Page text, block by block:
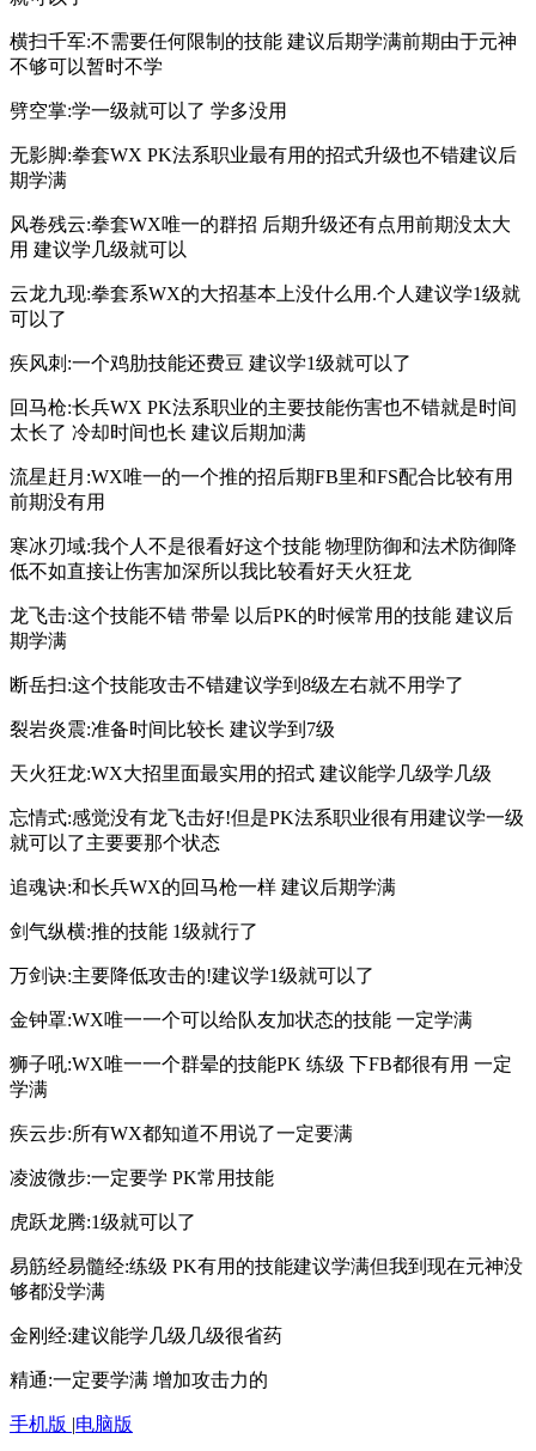
横扫千军:不需要任何限制的技能 建议后期学满前期由于元神
不够可以暂时不学
劈空掌:学一级就可以了 学多没用
无影脚:拳套WX PK法系职业最有用的招式升级也不错建议后
期学满
风卷残云:拳套WX唯一的群招 后期升级还有点用前期没太大
用 建议学几级就可以
云龙九现:拳套系WX的大招基本上没什么用.个人建议学1级就
可以了
疾风刺:一个鸡肋技能还费豆 建议学1级就可以了
回马枪:长兵WX PK法系职业的主要技能伤害也不错就是时间
太长了 冷却时间也长 建议后期加满
流星赶月:WX唯一的一个推的招后期FB里和FS配合比较有用
前期没有用
寒冰刃域:我个人不是很看好这个技能 物理防御和法术防御降
低不如直接让伤害加深所以我比较看好天火狂龙
龙飞击:这个技能不错 带晕 以后PK的时候常用的技能 建议后
期学满
断岳扫:这个技能攻击不错建议学到8级左右就不用学了
裂岩炎震:准备时间比较长 建议学到7级
天火狂龙:WX大招里面最实用的招式 建议能学几级学几级
忘情式:感觉没有龙飞击好!但是PK法系职业很有用建议学一级
就可以了主要要那个状态
追魂诀:和长兵WX的回马枪一样 建议后期学满
剑气纵横:推的技能 1级就行了
万剑诀:主要降低攻击的!建议学1级就可以了
金钟罩:WX唯一一个可以给队友加状态的技能 一定学满
狮子吼:WX唯一一个群晕的技能PK 练级 下FB都很有用 一定
学满
疾云步:所有WX都知道不用说了一定要满
凌波微步:一定要学 PK常用技能
虎跃龙腾:1级就可以了
易筋经易髓经:练级 PK有用的技能建议学满但我到现在元神没
够都没学满
金刚经:建议能学几级几级很省药
精通:一定要学满 增加攻击力的
手机版 |电脑版